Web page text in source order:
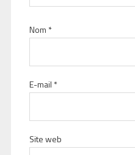
Nom *
E-mail *
Site web